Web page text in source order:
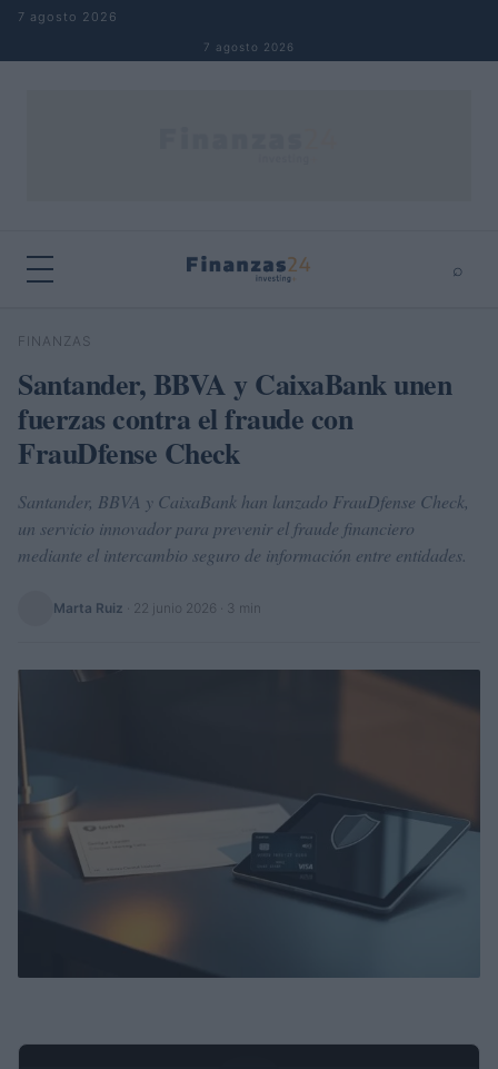
Saltar al contenido
7 agosto 2026
7 agosto 2026
⌕
Buscar
FINANZAS
Santander, BBVA y CaixaBank unen
fuerzas contra el fraude con
FrauDfense Check
Santander, BBVA y CaixaBank han lanzado FrauDfense Check,
un servicio innovador para prevenir el fraude financiero
mediante el intercambio seguro de información entre entidades.
Marta Ruiz 22 junio 2026 · 3 min